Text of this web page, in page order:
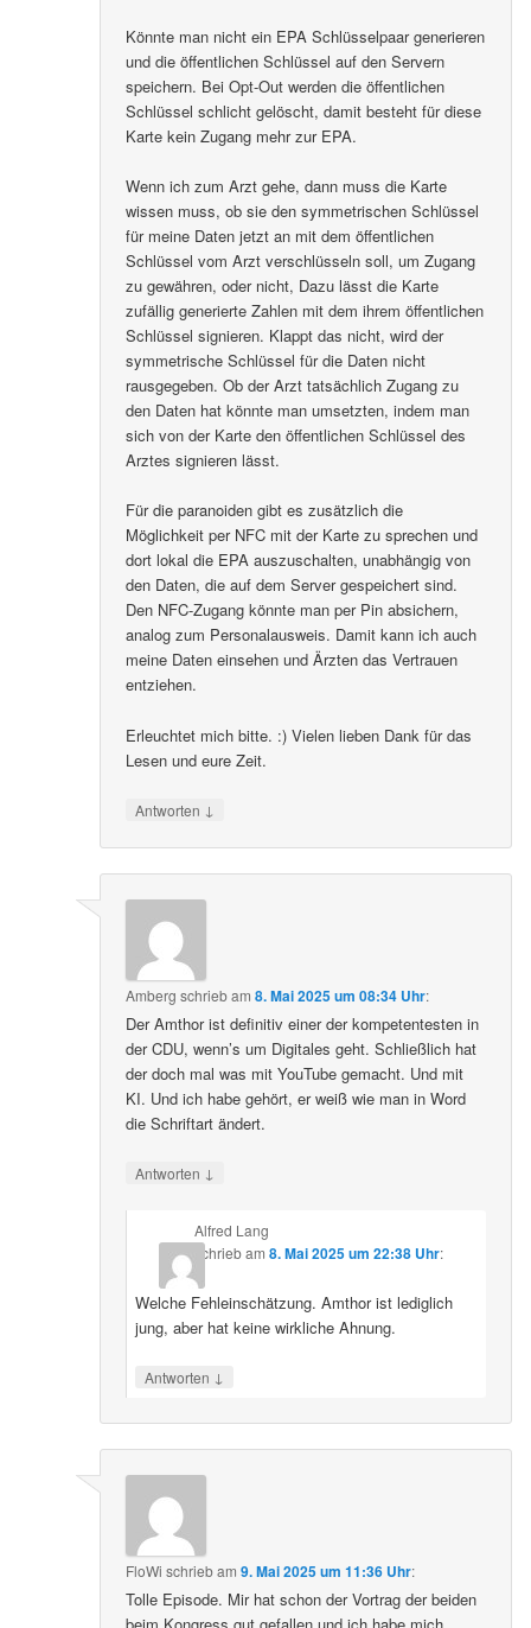
Könnte man nicht ein EPA Schlüsselpaar generieren
und die öffentlichen Schlüssel auf den Servern
speichern. Bei Opt-Out werden die öffentlichen
Schlüssel schlicht gelöscht, damit besteht für diese
Karte kein Zugang mehr zur EPA.
Wenn ich zum Arzt gehe, dann muss die Karte
wissen muss, ob sie den symmetrischen Schlüssel
für meine Daten jetzt an mit dem öffentlichen
Schlüssel vom Arzt verschlüsseln soll, um Zugang
zu gewähren, oder nicht, Dazu lässt die Karte
zufällig generierte Zahlen mit dem ihrem öffentlichen
Schlüssel signieren. Klappt das nicht, wird der
symmetrische Schlüssel für die Daten nicht
rausgegeben. Ob der Arzt tatsächlich Zugang zu
den Daten hat könnte man umsetzten, indem man
sich von der Karte den öffentlichen Schlüssel des
Arztes signieren lässt.
Für die paranoiden gibt es zusätzlich die
Möglichkeit per NFC mit der Karte zu sprechen und
dort lokal die EPA auszuschalten, unabhängig von
den Daten, die auf dem Server gespeichert sind.
Den NFC-Zugang könnte man per Pin absichern,
analog zum Personalausweis. Damit kann ich auch
meine Daten einsehen und Ärzten das Vertrauen
entziehen.
Erleuchtet mich bitte. :) Vielen lieben Dank für das
Lesen und eure Zeit.
Antworten ↓
Amberg schriebam8. Mai 2025 um 08:34 Uhr:
Der Amthor ist definitiv einer der kompetentesten in
der CDU, wenn’s um Digitales geht. Schließlich hat
der doch mal was mit YouTube gemacht. Und mit
KI. Und ich habe gehört, er weiß wie man in Word
die Schriftart ändert.
Antworten ↓
Alfred Lang
schriebam 8. Mai 2025 um 22:38 Uhr:
Welche Fehleinschätzung. Amthor ist lediglich
jung, aber hat keine wirkliche Ahnung.
Antworten ↓
FloWi schriebam9. Mai 2025 um 11:36 Uhr:
Tolle Episode. Mir hat schon der Vortrag der beiden